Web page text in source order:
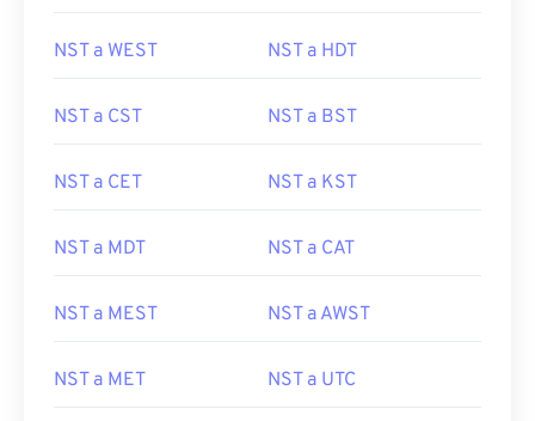
NST a WEST NST a HDT
NST a CST NST a BST
NST a CET NST a KST
NST a MDT NST a CAT
NST a MEST NST a AWST
NST a MET NST a UTC